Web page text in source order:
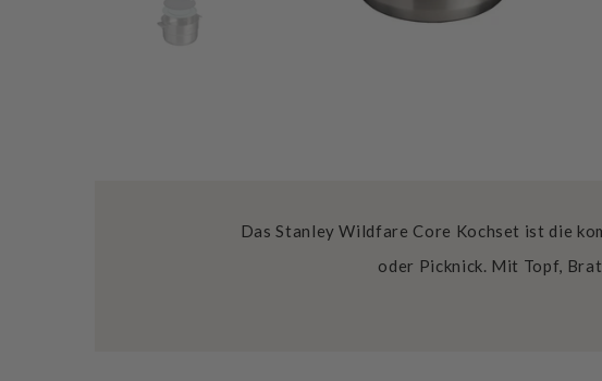
Das Stanley Wildfare Core Kochset ist die
oder Picknick. Mit Topf,